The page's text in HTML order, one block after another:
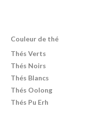
Couleur de thé
Thés Verts
Thés Noirs
Thés Blancs
Thés Oolong
Thés Pu Erh